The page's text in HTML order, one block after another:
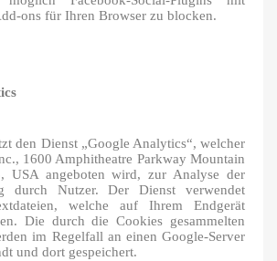
ons für Ihren Browser zu blocken.
den Dienst „Google Analytics“, welcher
1600 Amphitheatre Parkway Mountain
USA angeboten wird, zur Analyse der
durch Nutzer. Der Dienst verwendet
welche auf Ihrem Endgerät
Die durch die Cookies gesammelten
im Regelfall an einen Google-Server
und dort gespeichert.